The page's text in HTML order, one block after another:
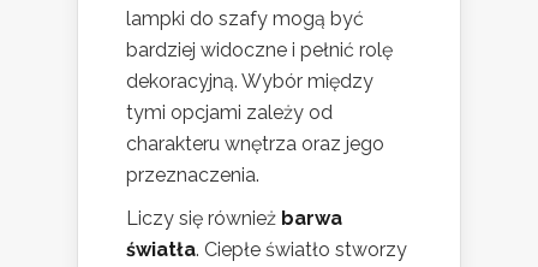
lampki do szafy mogą być
bardziej widoczne i pełnić rolę
dekoracyjną. Wybór między
tymi opcjami zależy od
charakteru wnętrza oraz jego
przeznaczenia.
Liczy się również barwa
światła. Ciepłe światło stworzy